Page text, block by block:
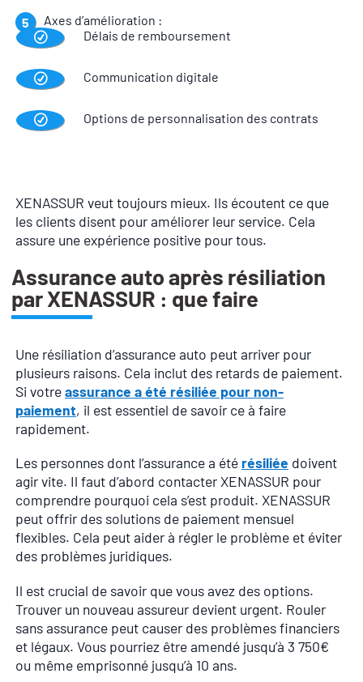
Axes d’amélioration :
Délais de remboursement
Communication digitale
Options de personnalisation des contrats
XENASSUR veut toujours mieux. Ils écoutent ce que
les clients disent pour améliorer leur service. Cela
assure une expérience positive pour tous.
Assurance auto après résiliation
par XENASSUR : que faire
Une résiliation d’assurance auto peut arriver pour
plusieurs raisons. Cela inclut des retards de paiement.
Si votreassurance a été résiliée pour non-
paiement, il est essentiel de savoir ce à faire
rapidement.
Les personnes dont l’assurance a été résiliée doivent
agir vite. Il faut d’abord contacter XENASSUR pour
comprendre pourquoi cela s’est produit. XENASSUR
peut offrir des solutions de paiement mensuel
flexibles. Cela peut aider à régler le problème et éviter
des problèmes juridiques.
Il est crucial de savoir que vous avez des options.
Trouver un nouveau assureur devient urgent. Rouler
sans assurance peut causer des problèmes financiers
et légaux. Vous pourriez être amendé jusqu’à 3 750€
ou même emprisonné jusqu’à 10 ans.